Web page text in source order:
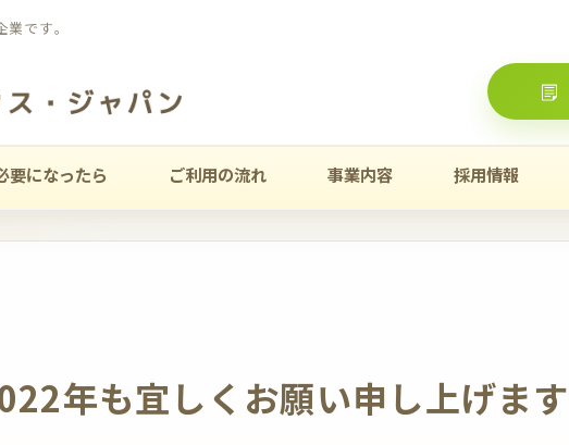
です。
要になったら ご利用の流れ 事業内容 採用情報
年も宜しくお願い申し上げます